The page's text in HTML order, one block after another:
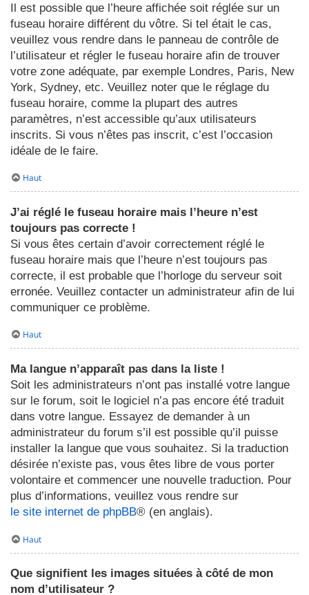
Il est possible que l’heure affichée soit réglée sur un
fuseau horaire différent du vôtre. Si tel était le cas,
veuillez vous rendre dans le panneau de contrôle de
l’utilisateur et régler le fuseau horaire afin de trouver
votre zone adéquate, par exemple Londres, Paris, New
York, Sydney, etc. Veuillez noter que le réglage du
fuseau horaire, comme la plupart des autres
paramètres, n’est accessible qu’aux utilisateurs
inscrits. Si vous n’êtes pas inscrit, c’est l’occasion
idéale de le faire.
Haut
J’ai réglé le fuseau horaire mais l’heure n’est
toujours pas correcte !
Si vous êtes certain d’avoir correctement réglé le
fuseau horaire mais que l’heure n’est toujours pas
correcte, il est probable que l’horloge du serveur soit
erronée. Veuillez contacter un administrateur afin de lui
communiquer ce problème.
Haut
Ma langue n’apparaît pas dans la liste !
Soit les administrateurs n’ont pas installé votre langue
sur le forum, soit le logiciel n’a pas encore été traduit
dans votre langue. Essayez de demander à un
administrateur du forum s’il est possible qu’il puisse
installer la langue que vous souhaitez. Si la traduction
désirée n’existe pas, vous êtes libre de vous porter
volontaire et commencer une nouvelle traduction. Pour
plus d’informations, veuillez vous rendre sur
le site internet de phpBB® (en anglais).
Haut
Que signifient les images situées à côté de mon
nom d’utilisateur ?